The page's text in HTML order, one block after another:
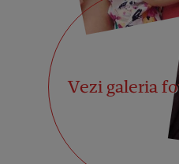
Vezi galeria